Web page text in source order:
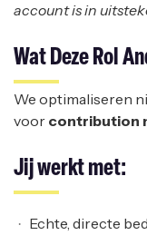
account is in
Wat Deze Rol
We optimaliseren
voor contribution
Jij werkt met:
Echte, directe